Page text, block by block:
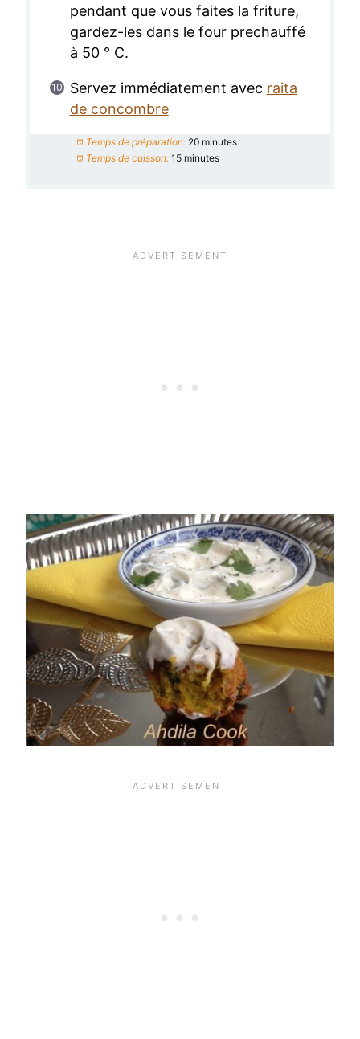
pendant que vous faites la friture,
gardez-les dans le four prechauffé
à 50 ° C.
Servez immédiatement avec raita
de concombre
Temps de préparation: 20 minutes
Temps de cuisson: 15 minutes